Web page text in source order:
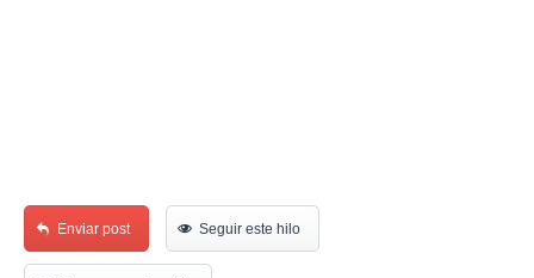
Enviar post Seguir este hilo